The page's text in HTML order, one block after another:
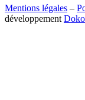
Mentions légales –
développement